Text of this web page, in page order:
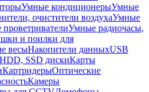
Умные кондиционерыУмные
очистители воздухаУмные
Умные радиочасы,
и поилки для
весыНакопители данныхUSB
SSD дискиКарты
КартридерыОптические
Камеры